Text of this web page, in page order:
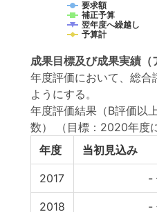
要求額
補正予算
翌年度へ繰越し
予算計
成果目標及び成果実績
年度評価において、総合
ようにする。
年度評価結果（B評価以
数）
（目標：2020年度
年度
当初見込み
2017 -
2018 -